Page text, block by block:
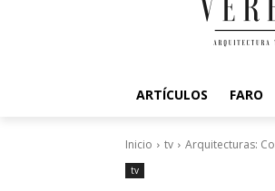
ARTÍCULOS FARO
Inicio tv Arquitecturas:
tv